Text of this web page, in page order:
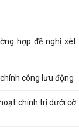
hợp đề nghị xét
công lưu động
chính trị dưới cờ